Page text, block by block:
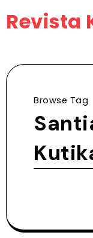
Revista
Browse Tag